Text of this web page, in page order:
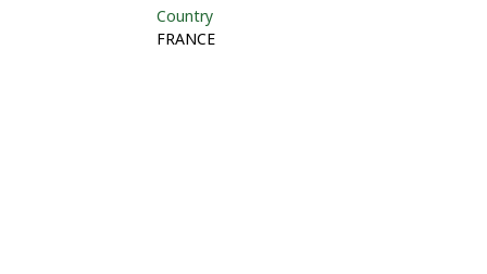
Country
FRANCE